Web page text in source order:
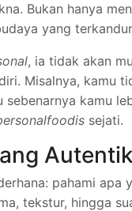
Bukan hanya
yang
, ia tidak akan
Misalnya, kamu
kamu
sejati.
Autentik
pahami apa
tekstur, hingga